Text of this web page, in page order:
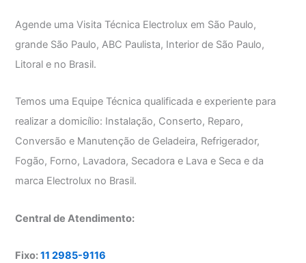
Agende uma Visita Técnica Electrolux em São Paulo,
grande São Paulo, ABC Paulista, Interior de São Paulo,
Litoral e no Brasil.
Temos uma Equipe Técnica qualificada e experiente para
realizar a domicílio: Instalação, Conserto, Reparo,
Conversão e Manutenção de Geladeira, Refrigerador,
Fogão, Forno, Lavadora, Secadora e Lava e Seca e da
marca Electrolux no Brasil.
Central de Atendimento:
Fixo:11 2985-9116